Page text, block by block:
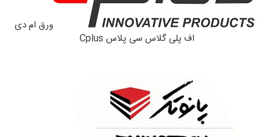
ورق ام دی
اف پلی گلاس سی پلاس Cplus